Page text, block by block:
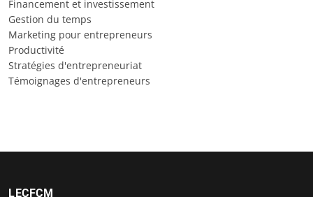
Financement et investissement
Gestion du temps
Marketing pour entrepreneurs
Productivité
Stratégies d'entrepreneuriat
Témoignages d'entrepreneurs
LECFCM